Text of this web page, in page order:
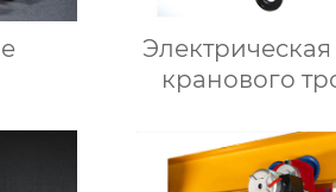
Электрическая
кранового